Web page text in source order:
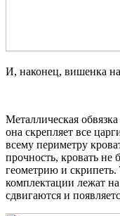
И, наконец, вишенка на
Металлическая
она скрепляет все
всему периметру
прочность, кровать не
геометрию и
комплектации лежат на
сдвигаются и